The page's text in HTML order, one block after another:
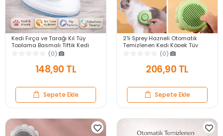
Kedi Fırça ve Tarağı Kıl Tüy
Toplama Basmalı Tiftik Kedi
Köpek Evcil Hayvan Temizleme
(0)
148,90 TL
Sepete Ekle
2'li Sprey Hazneli Otomatik
Temizlenen Kedi Köpek Tüy
Toplayıcı Tarak Evcil Pet
Hayvan Tüy Fırçası
(0)
206,90 TL
Sepete Ekle